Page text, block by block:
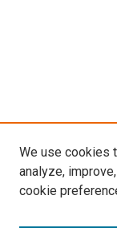
We use cookies
analyze,
cookie